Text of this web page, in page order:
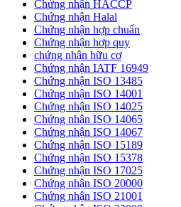
Chứng nhận HACCP
Chứng nhận Halal
Chứng nhận hợp chuẩn
Chứng nhận hơp quy
chứng nhận hữu cơ
Chứng nhận IATF 16949
Chứng nhận ISO 13485
Chứng nhận ISO 14001
Chứng nhận ISO 14025
Chứng nhận ISO 14065
Chứng nhận ISO 14067
Chứng nhận ISO 15189
Chứng nhận ISO 15378
Chứng nhận ISO 17025
Chứng nhận ISO 20000
Chứng nhận ISO 21001